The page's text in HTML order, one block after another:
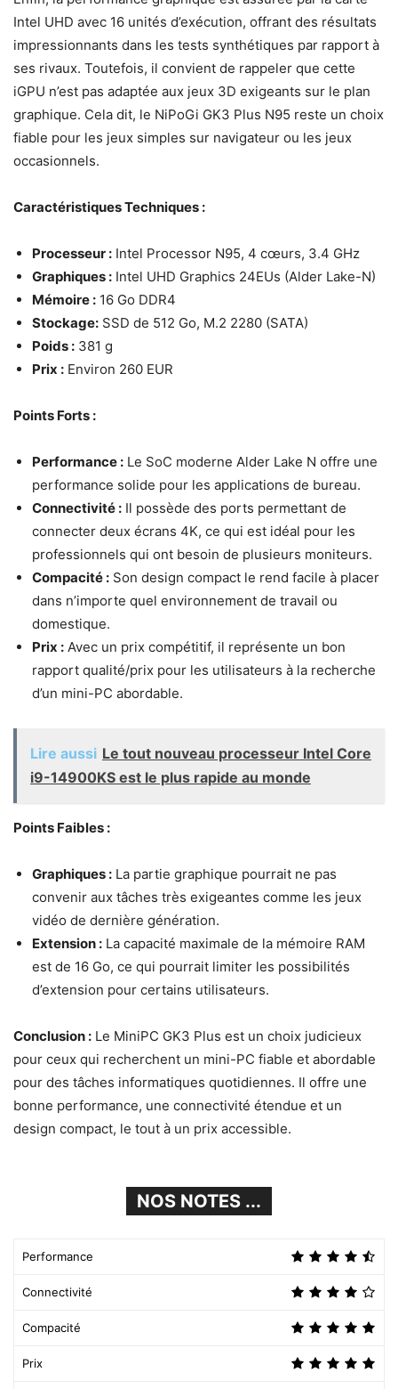
Intel UHD avec 16 unités d’exécution, offrant des résultats
impressionnants dans les tests synthétiques par rapport à
ses rivaux. Toutefois, il convient de rappeler que cette
iGPU n’est pas adaptée aux jeux 3D exigeants sur le plan
graphique. Cela dit, le NiPoGi GK3 Plus N95 reste un choix
fiable pour les jeux simples sur navigateur ou les jeux
occasionnels.
Caractéristiques Techniques :
Processeur : Intel Processor N95, 4 cœurs, 3.4 GHz
Graphiques : Intel UHD Graphics 24EUs (Alder Lake-N)
Mémoire : 16 Go DDR4
Stockage: SSD de 512 Go, M.2 2280 (SATA)
Poids : 381 g
Prix : Environ 260 EUR
Points Forts :
Performance : Le SoC moderne Alder Lake N offre une
performance solide pour les applications de bureau.
Connectivité : Il possède des ports permettant de
connecter deux écrans 4K, ce qui est idéal pour les
professionnels qui ont besoin de plusieurs moniteurs.
Compacité : Son design compact le rend facile à placer
dans n’importe quel environnement de travail ou
domestique.
Prix : Avec un prix compétitif, il représente un bon
rapport qualité/prix pour les utilisateurs à la recherche
d’un mini-PC abordable.
Lire aussi Le tout nouveau processeur Intel Core
i9-14900KS est le plus rapide au monde
Points Faibles :
Graphiques : La partie graphique pourrait ne pas
convenir aux tâches très exigeantes comme les jeux
vidéo de dernière génération.
Extension : La capacité maximale de la mémoire RAM
est de 16 Go, ce qui pourrait limiter les possibilités
d’extension pour certains utilisateurs.
Conclusion : Le MiniPC GK3 Plus est un choix judicieux
pour ceux qui recherchent un mini-PC fiable et abordable
pour des tâches informatiques quotidiennes. Il offre une
bonne performance, une connectivité étendue et un
design compact, le tout à un prix accessible.
NOS NOTES ...
Performance
Connectivité
Compacité
Prix